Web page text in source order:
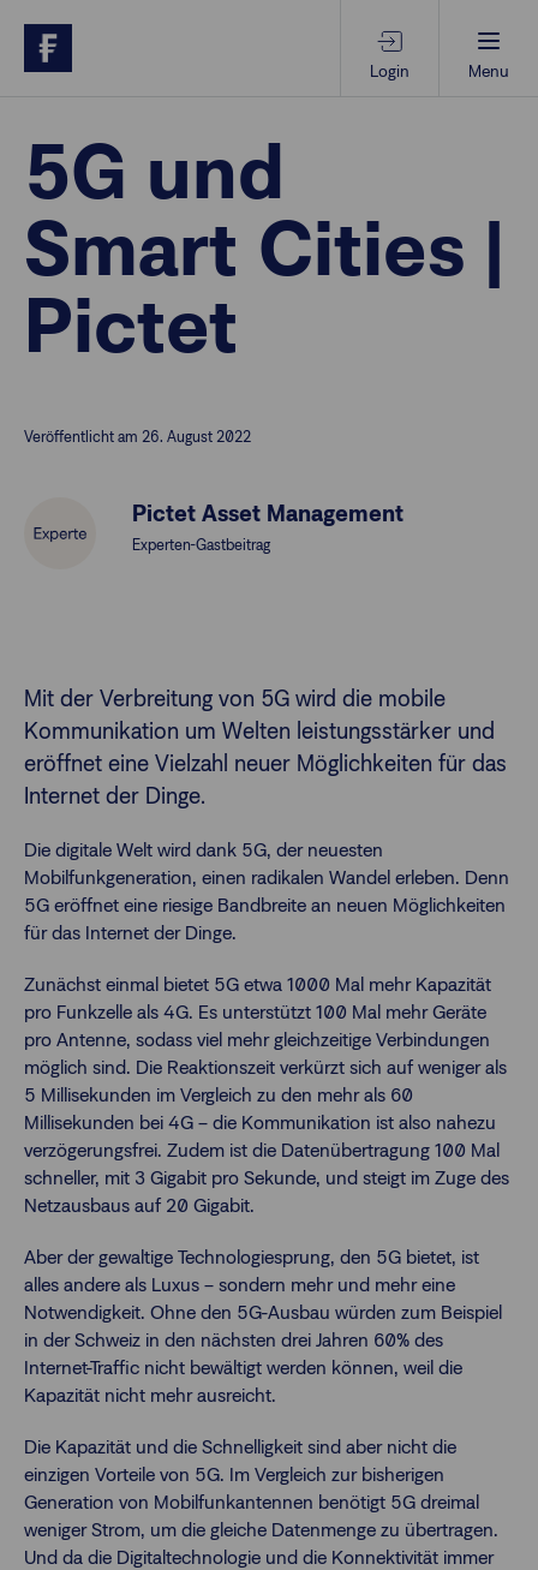
Login Menu
Beratungs-Tools
Anlagethemen
Anlagestrategien
Anlegende
Newsletter
Kontakt
5G und
Smart Cities |
Pictet
Veröffentlicht am 26. August 2022
Pictet Asset Management
Experten-Gastbeitrag
Mit der Verbreitung von 5G wird die mobile
Kommunikation um Welten leistungsstärker und
eröffnet eine Vielzahl neuer Möglichkeiten für das
Internet der Dinge.
Die digitale Welt wird dank 5G, der neuesten
Mobilfunkgeneration, einen radikalen Wandel erleben. Denn
5G eröffnet eine riesige Bandbreite an neuen Möglichkeiten
für das Internet der Dinge.
Zunächst einmal bietet 5G etwa 1000 Mal mehr Kapazität
pro Funkzelle als 4G. Es unterstützt 100 Mal mehr Geräte
pro Antenne, sodass viel mehr gleichzeitige Verbindungen
möglich sind. Die Reaktionszeit verkürzt sich auf weniger als
5 Millisekunden im Vergleich zu den mehr als 60
Millisekunden bei 4G – die Kommunikation ist also nahezu
verzögerungsfrei. Zudem ist die Datenübertragung 100 Mal
schneller, mit 3 Gigabit pro Sekunde, und steigt im Zuge des
Netzausbaus auf 20 Gigabit.
Aber der gewaltige Technologiesprung, den 5G bietet, ist
alles andere als Luxus – sondern mehr und mehr eine
Notwendigkeit. Ohne den 5G-Ausbau würden zum Beispiel
in der Schweiz in den nächsten drei Jahren 60% des
Internet-Traffic nicht bewältigt werden können, weil die
Kapazität nicht mehr ausreicht.
Die Kapazität und die Schnelligkeit sind aber nicht die
einzigen Vorteile von 5G. Im Vergleich zur bisherigen
Generation von Mobilfunkantennen benötigt 5G dreimal
weniger Strom, um die gleiche Datenmenge zu übertragen.
Und da die Digitaltechnologie und die Konnektivität immer